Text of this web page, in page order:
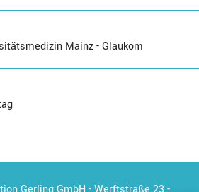
Mainz - Glaukom